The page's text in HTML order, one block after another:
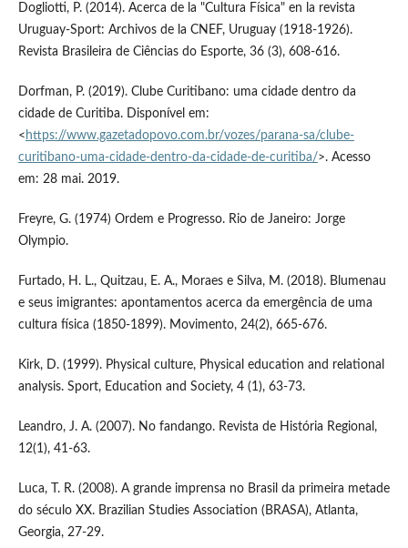
Dogliotti, P. (2014). Acerca de la "Cultura Física" en la revista
Uruguay-Sport: Archivos de la CNEF, Uruguay (1918-1926).
Revista Brasileira de Ciências do Esporte, 36 (3), 608-616.
Dorfman, P. (2019). Clube Curitibano: uma cidade dentro da
cidade de Curitiba. Disponível em:
< https://www.gazetadopovo.com.br/vozes/parana-sa/clube-
curitibano-uma-cidade-dentro-da-cidade-de-curitiba/>. Acesso
em: 28 mai. 2019.
Freyre, G. (1974) Ordem e Progresso. Rio de Janeiro: Jorge
Olympio.
Furtado, H. L., Quitzau, E. A., Moraes e Silva, M. (2018). Blumenau
e seus imigrantes: apontamentos acerca da emergência de uma
cultura física (1850-1899). Movimento, 24(2), 665-676.
Kirk, D. (1999). Physical culture, Physical education and relational
analysis. Sport, Education and Society, 4 (1), 63-73.
Leandro, J. A. (2007). No fandango. Revista de História Regional,
12(1), 41-63.
Luca, T. R. (2008). A grande imprensa no Brasil da primeira metade
do século XX. Brazilian Studies Association (BRASA), Atlanta,
Georgia, 27-29.